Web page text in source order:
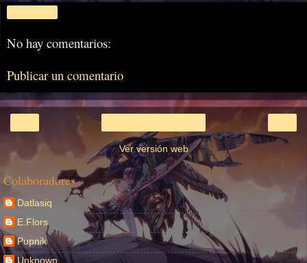
No hay comentarios:
Publicar un comentario
Ver versión web
Colaboradores
Datlasiq
E.Flors
Pupnik
Unknown